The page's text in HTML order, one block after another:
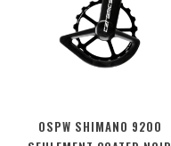
OSPW SHIMANO 9200